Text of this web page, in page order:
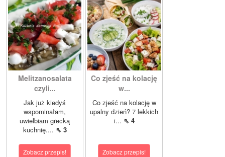
Melitzanosalata
czyli...
Jak już kiedyś
wspominałam,
uwielbiam grecką
kuchnię.... ⇖ 3
Zobacz przepis!
Co zjeść na kolację
w...
Co zjeść na kolację w
upalny dzień? 7 lekkich
i... ⇖ 4
Zobacz przepis!